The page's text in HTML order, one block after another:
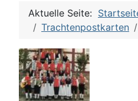
Aktuelle Seite:
Trachtenpostkarten